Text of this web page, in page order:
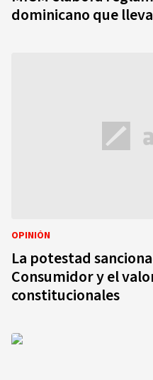
dominicano que
OPINIÓN
La potestad
Consumidor y el
constitucionales